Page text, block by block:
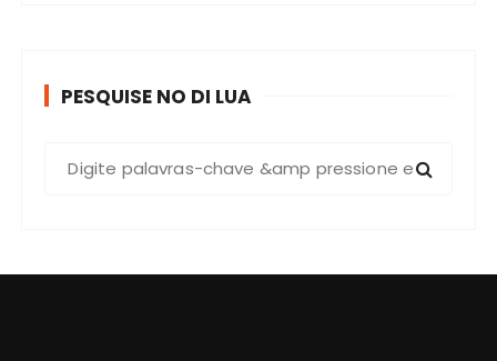
PESQUISE NO DI LUA